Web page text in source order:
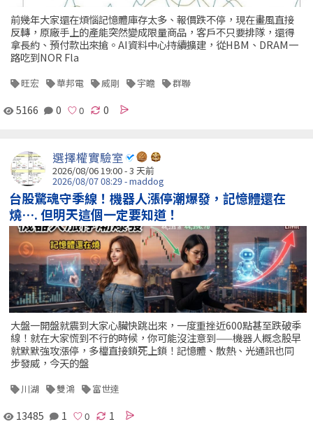
前幾年大家還在煩惱記憶體庫存太多、報價跌不停，現在畫風直接
反轉，原廠手上的產能突然變成限量商品，客戶不只要排隊，還得
拿長約、預付款出來搶。AI資料中心持續擴建，從HBM、DRAM一
路吃到NOR Fla
旺宏 華邦電 威剛 宇瞻 群聯
5166 0 0
選擇權實驗室
2026/08/06 19:00 - 3 天前
2026/08/07 08:29 - maddog
台股驚魂守季線！機器人漲停潮爆發，記憶體還在
燒…. 但明天這個一定要知道！
大盤一開盤就震到大家心臟快跳出來，一度重挫近600點甚至跌破季
線！就在大家慌到不行的時候，你可能沒注意到——機器人概念股早
就默默強攻漲停，多檔直接鎖死上鎖！記憶體、散熱、光通訊也同
步發威，今天的盤
川湖 雙鴻 富世達
13485 1 1